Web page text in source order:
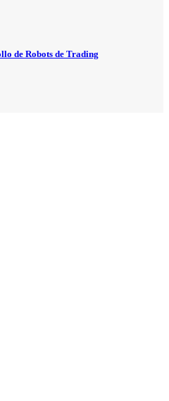
de Robots de Trading